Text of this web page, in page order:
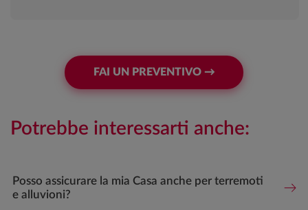
FAI UN PREVENTIVO →
Potrebbe interessarti anche:
Posso assicurare la mia Casa anche per terremoti
e alluvioni?